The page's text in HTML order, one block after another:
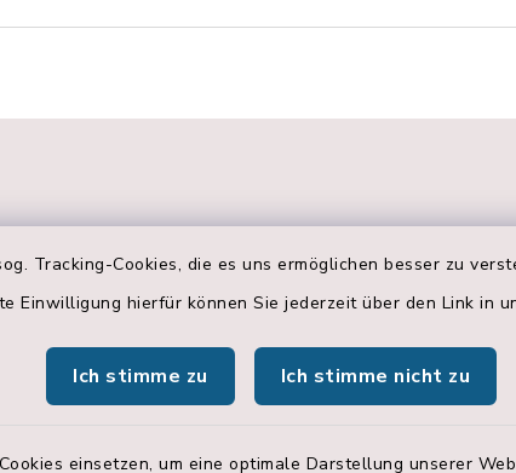
Tracking-Cookies, die es uns ermöglichen besser zu
Einwilligung hierfür können Sie jederzeit über den Link in
Ich stimme zu Ich stimme nicht zu
einsetzen, um eine optimale Darstellung unserer
in
Schulstraße 3:
Öffnungszeiten
Albaching,
Hohenlindener